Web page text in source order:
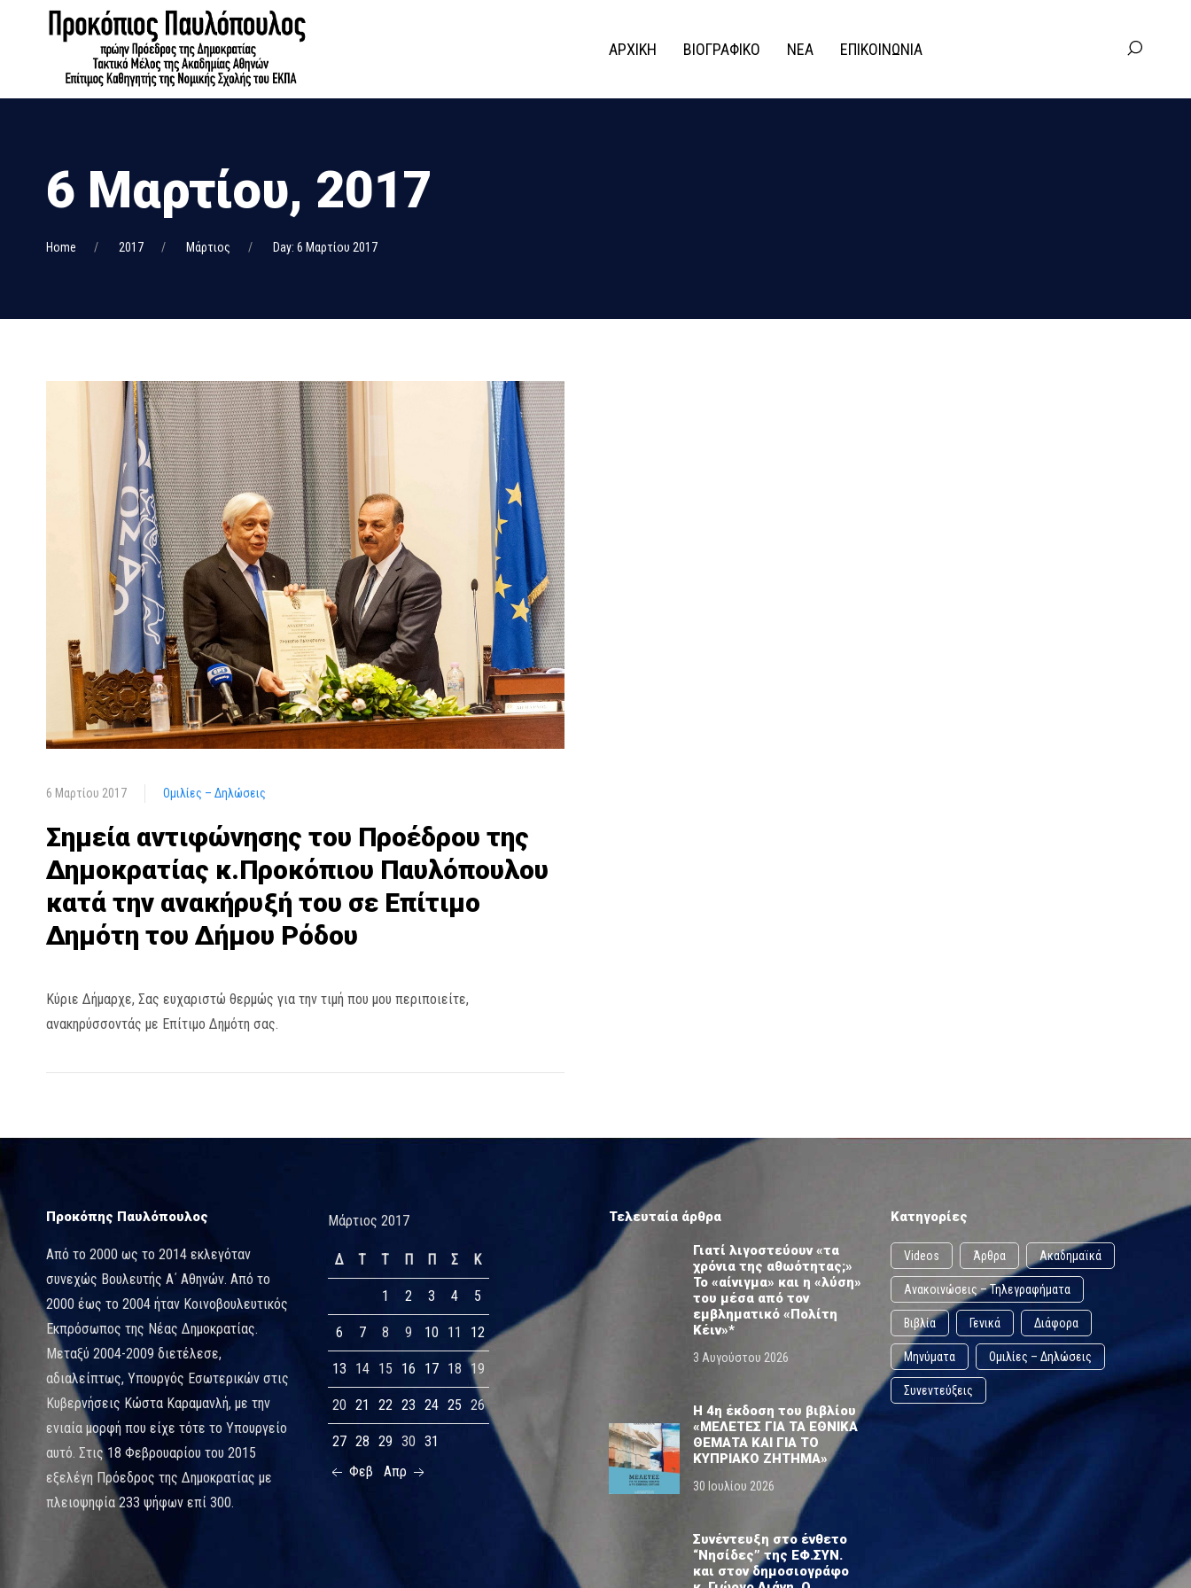
ΑΡΧΙΚΗ ΒΙΟΓΡΑΦΙΚΟ ΝΕΑ ΕΠΙΚΟΙΝΩΝΙΑ
6 Μαρτίου, 2017
Home 2017 Μάρτιος Day: 6 Μαρτίου 2017
6 Μαρτίου 2017 Ομιλίες – Δηλώσεις
Σημεία αντιφώνησης του Προέδρου της
Δημοκρατίας κ.Προκόπιου Παυλόπουλου
κατά την ανακήρυξή του σε Επίτιμο
Δημότη του Δήμου Ρόδου
Κύριε Δήμαρχε, Σας ευχαριστώ θερμώς για την τιμή που μου περιποιείτε,
ανακηρύσσοντάς με Επίτιμο Δημότη σας.
Προκόπης Παυλόπουλος
Από το 2000 ως το 2014 εκλεγόταν
συνεχώς Βουλευτής Α΄ Αθηνών. Από το
2000 έως το 2004 ήταν Κοινοβουλευτικός
Εκπρόσωπος της Νέας Δημοκρατίας.
Μεταξύ 2004-2009 διετέλεσε,
αδιαλείπτως, Υπουργός Εσωτερικών στις
Κυβερνήσεις Κώστα Καραμανλή, με την
ενιαία μορφή που είχε τότε το Υπουργείο
αυτό. Στις 18 Φεβρουαρίου του 2015
εξελέγη Πρόεδρος της Δημοκρατίας με
πλειοψηφία 233 ψήφων επί 300.
Μάρτιος 2017
Δ Τ Τ Π Π Σ Κ
1 2 3 4 5
6 7 8 9 10 11 12
13 14 15 16 17 18 19
20 21 22 23 24 25 26
27 28 29 30 31
Φεβ
Απρ
Τελευταία άρθρα
Γιατί λιγοστεύουν «τα
χρόνια της αθωότητας;»
Το «αίνιγμα» και η «λύση»
του μέσα από τον
εμβληματικό «Πολίτη
Κέιν»*
3 Αυγούστου 2026
Η 4η έκδοση του βιβλίου
«ΜΕΛΕΤΕΣ ΓΙΑ ΤΑ ΕΘΝΙΚΑ
ΘΕΜΑΤΑ ΚΑΙ ΓΙΑ ΤΟ
ΚΥΠΡΙΑΚΟ ΖΗΤΗΜΑ»
30 Ιουλίου 2026
Συνέντευξη στο ένθετο
“Νησίδες” της ΕΦ.ΣΥΝ.
και στον δημοσιογράφο
Κατηγορίες
Videos Άρθρα Ακαδημαϊκά
Ανακοινώσεις – Τηλεγραφήματα
Βιβλία Γενικά Διάφορα
Μηνύματα Ομιλίες – Δηλώσεις
Συνεντεύξεις